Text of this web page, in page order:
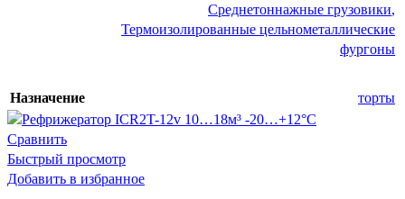
Среднетоннажные грузовики,
Термоизолированные цельнометаллические
фургоны
Назначение торты
Сравнить
Быстрый просмотр
Добавить в избранное